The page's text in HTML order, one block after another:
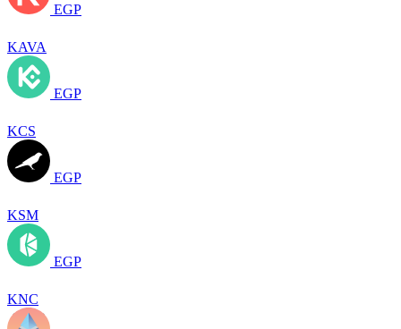
EGP
KAVA
EGP
KCS
EGP
KSM
EGP
KNC